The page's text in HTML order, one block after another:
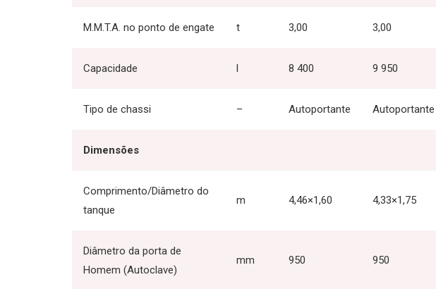
M.M.T.A. no ponto de engate t 3,00 3,00
Capacidade 8 400 9 950
Tipo de chassi – Autoportante Autoportante
Dimensões
Comprimento/Diâmetro do
tanque
m 4,46×1,60 4,33×1,75
Diâmetro da porta de
Homem (Autoclave)
mm 950 950